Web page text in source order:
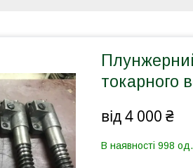
токарного
від4 000 ₴
В наявності 998 од.